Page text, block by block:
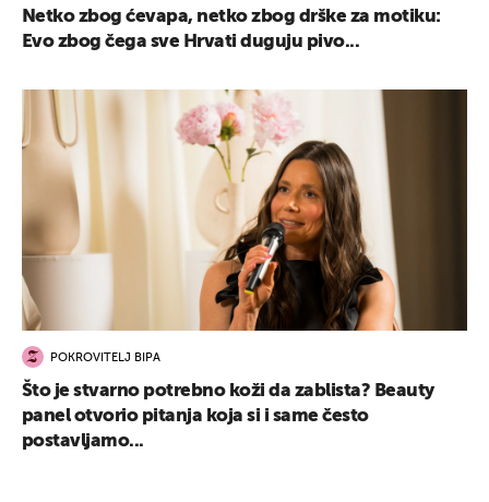
Netko zbog ćevapa, netko zbog drške za motiku:
Evo zbog čega sve Hrvati duguju pivo...
POKROVITELJ BIPA
Što je stvarno potrebno koži da zablista? Beauty
panel otvorio pitanja koja si i same često
postavljamo...